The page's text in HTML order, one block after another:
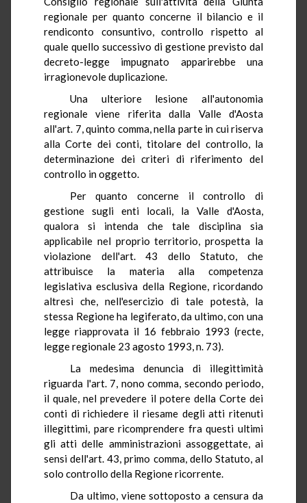
regionale per quanto concerne il bilancio e il
rendiconto consuntivo, controllo rispetto al
quale quello successivo di gestione previsto dal
decreto-legge impugnato apparirebbe una
irragionevole duplicazione.
Una ulteriore lesione all'autonomia
regionale viene riferita dalla Valle d'Aosta
all'art. 7, quinto comma, nella parte in cui riserva
alla Corte dei conti, titolare del controllo, la
determinazione dei criteri di riferimento del
controllo in oggetto.
Per quanto concerne il controllo di
gestione sugli enti locali, la Valle d'Aosta,
qualora si intenda che tale disciplina sia
applicabile nel proprio territorio, prospetta la
violazione dell'art. 43 dello Statuto, che
attribuisce la materia alla competenza
legislativa esclusiva della Regione, ricordando
altresì che, nell'esercizio di tale potestà, la
stessa Regione ha legiferato, da ultimo, con una
legge riapprovata il 16 febbraio 1993 (recte,
legge regionale 23 agosto 1993, n. 73).
La medesima denuncia di illegittimità
riguarda l'art. 7, nono comma, secondo periodo,
il quale, nel prevedere il potere della Corte dei
conti di richiedere il riesame degli atti ritenuti
illegittimi, pare ricomprendere fra questi ultimi
gli atti delle amministrazioni assoggettate, ai
sensi dell'art. 43, primo comma, dello Statuto, al
solo controllo della Regione ricorrente.
Da ultimo, viene sottoposto a censura da